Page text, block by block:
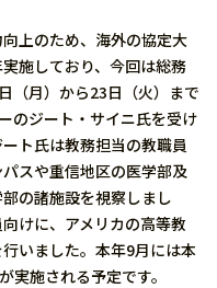
上のため、海外の協定大
施しており、今回は総務
（月）から23日（火）まで
のジート・サイニ氏を受け
ト氏は教務担当の教職員
スや重信地区の医学部及
の諸施設を視察しまし
けに、アメリカの高等教
いました。本年9月には本
実施される予定です。